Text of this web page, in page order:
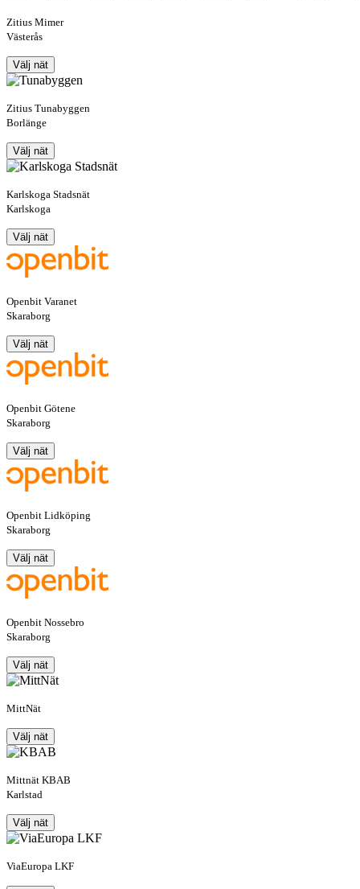
Zitius Mimer
Västerås
Välj nät
Zitius Tunabyggen
Borlänge
Välj nät
Karlskoga Stadsnät
Karlskoga
Välj nät
Openbit Varanet
Skaraborg
Välj nät
Openbit Götene
Skaraborg
Välj nät
Openbit Lidköping
Skaraborg
Välj nät
Openbit Nossebro
Skaraborg
Välj nät
MittNät
Välj nät
Mittnät KBAB
Karlstad
Välj nät
ViaEuropa LKF